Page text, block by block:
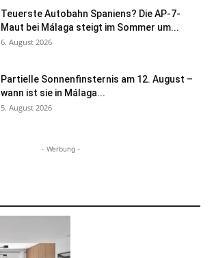
Teuerste Autobahn Spaniens? Die AP-7-
Maut bei Málaga steigt im Sommer um...
6. August 2026
Partielle Sonnenfinsternis am 12. August –
wann ist sie in Málaga...
5. August 2026
- Werbung -